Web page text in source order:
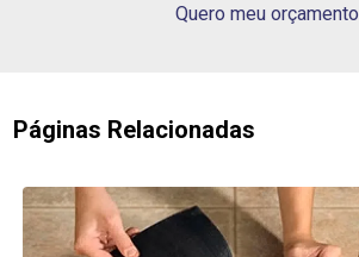
Quero meu orçamento
Páginas Relacionadas